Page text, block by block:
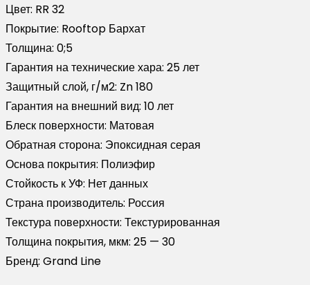
Цвет: RR 32
Покрытие: Rooftop Бархат
Толщина: 0;5
Гарантия на технические хара: 25 лет
Защитный слой, г/м2: Zn 180
Гарантия на внешний вид: 10 лет
Блеск поверхности: Матовая
Обратная сторона: Эпоксидная серая
Основа покрытия: Полиэфир
Стойкость к УФ: Нет данных
Страна производитель: Россия
Текстура поверхности: Текстурированная
Толщина покрытия, мкм: 25 — 30
Бренд: Grand Line